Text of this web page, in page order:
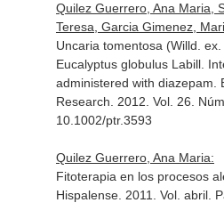
Quilez Guerrero, Ana Maria,
Teresa, Garcia Gimenez,
Uncaria tomentosa (Willd.
Eucalyptus globulus Labill.
administered with diazepam.
Research . 2012. Vol. 26.
10.1002/ptr.3593
Quilez Guerrero, Ana Maria:
Fitoterapia en los procesos
Hispalense. 2011. Vol. abril.